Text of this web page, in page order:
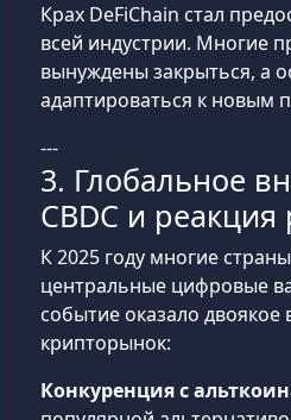
Крах DeFiChain стал
всей индустрии. Многие
вынуждены закрыться, а
адаптироваться к новым
---
3. Глобальное
CBDC и
К 2025 году многие
центральные цифровые
событие оказало двоякое
крипторынок:
Конкуренция с